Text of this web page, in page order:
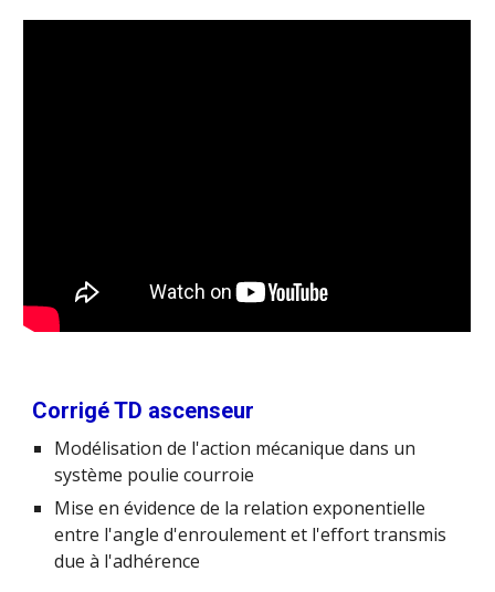
Corrigé TD ascenseur
Modélisation de l'action mécanique dans un
système poulie courroie
Mise en évidence de la relation exponentielle
entre l'angle d'enroulement et l'effort transmis
due à l'adhérence